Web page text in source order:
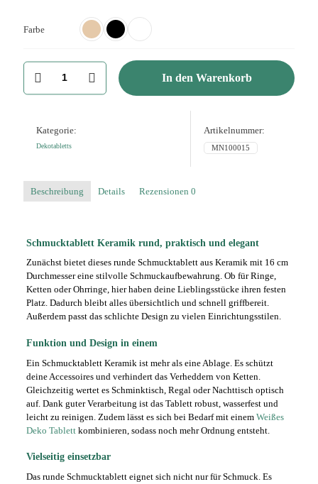
Farbe
Schmucktablett
rund
Menge
In den Warenkorb
Kategorie:
Dekotabletts
Artikelnummer:
MN100015
Beschreibung Details Rezensionen 0
Schmucktablett Keramik rund, praktisch und elegant
Zunächst bietet dieses runde Schmucktablett aus Keramik mit 16 cm
Durchmesser eine stilvolle Schmuckaufbewahrung. Ob für Ringe,
Ketten oder Ohrringe, hier haben deine Lieblingsstücke ihren festen
Platz. Dadurch bleibt alles übersichtlich und schnell griffbereit.
Außerdem passt das schlichte Design zu vielen Einrichtungsstilen.
Funktion und Design in einem
Ein Schmucktablett Keramik ist mehr als eine Ablage. Es schützt
deine Accessoires und verhindert das Verheddern von Ketten.
Gleichzeitig wertet es Schminktisch, Regal oder Nachttisch optisch
auf. Dank guter Verarbeitung ist das Tablett robust, wasserfest und
leicht zu reinigen. Zudem lässt es sich bei Bedarf mit einem Weißes
Deko Tablettkombinieren, sodass noch mehr Ordnung entsteht.
Vielseitig einsetzbar
Das runde Schmucktablett eignet sich nicht nur für Schmuck. Es